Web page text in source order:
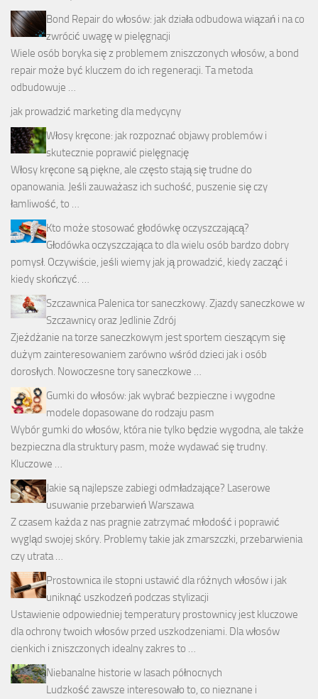
Bond Repair do włosów: jak działa odbudowa wiązań i na co
zwrócić uwagę w pielęgnacji
Wiele osób boryka się z problemem zniszczonych włosów, a bond
repair może być kluczem do ich regeneracji. Ta metoda
odbudowuje …
jak prowadzić marketing dla medycyny
Włosy kręcone: jak rozpoznać objawy problemów i
skutecznie poprawić pielęgnację
Włosy kręcone są piękne, ale często stają się trudne do
opanowania. Jeśli zauważasz ich suchość, puszenie się czy
łamliwość, to …
Kto może stosować głodówkę oczyszczającą?
Głodówka oczyszczająca to dla wielu osób bardzo dobry
pomysł. Oczywiście, jeśli wiemy jak ją prowadzić, kiedy zacząć i
kiedy skończyć. …
Szczawnica Palenica tor saneczkowy. Zjazdy saneczkowe w
Szczawnicy oraz Jedlinie Zdrój
Zjeżdżanie na torze saneczkowym jest sportem cieszącym się
dużym zainteresowaniem zarówno wśród dzieci jak i osób
dorosłych. Nowoczesne tory saneczkowe …
Gumki do włosów: jak wybrać bezpieczne i wygodne
modele dopasowane do rodzaju pasm
Wybór gumki do włosów, która nie tylko będzie wygodna, ale także
bezpieczna dla struktury pasm, może wydawać się trudny.
Kluczowe …
Jakie są najlepsze zabiegi odmładzające? Laserowe
usuwanie przebarwień Warszawa
Z czasem każda z nas pragnie zatrzymać młodość i poprawić
wygląd swojej skóry. Problemy takie jak zmarszczki, przebarwienia
czy utrata …
Prostownica ile stopni ustawić dla różnych włosów i jak
uniknąć uszkodzeń podczas stylizacji
Ustawienie odpowiedniej temperatury prostownicy jest kluczowe
dla ochrony twoich włosów przed uszkodzeniami. Dla włosów
cienkich i zniszczonych idealny zakres to …
Niebanalne historie w lasach północnych
Ludzkość zawsze interesowało to, co nieznane i